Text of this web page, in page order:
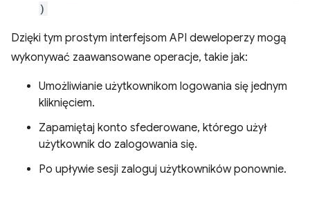
)
Dzięki tym prostym interfejsom API deweloperzy mogą
wykonywać zaawansowane operacje, takie jak:
Umożliwianie użytkownikom logowania się jednym
kliknięciem.
Zapamiętaj konto sfederowane, którego użył
użytkownik do zalogowania się.
Po upływie sesji zaloguj użytkowników ponownie.